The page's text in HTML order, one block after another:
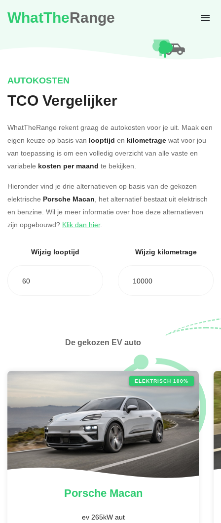
WhatTheRange
AUTOKOSTEN
TCO Vergelijker
WhatTheRange rekent graag de autokosten voor je uit. Maak een
eigen keuze op basis van looptijd en kilometrage wat voor jou
van toepassing is om een volledig overzicht van alle vaste en
variabele kosten per maand te bekijken.
Hieronder vind je drie alternatieven op basis van de gekozen
elektrische Porsche Macan, het alternatief bestaat uit elektrisch
en benzine. Wil je meer informatie over hoe deze alternatieven
zijn opgebouwd? Klik dan hier.
Wijzig looptijd
60
Wijzig kilometrage
10000
De gekozen EV auto
ELEKTRISCH 100%
PorscheMacan
ev 265kW aut